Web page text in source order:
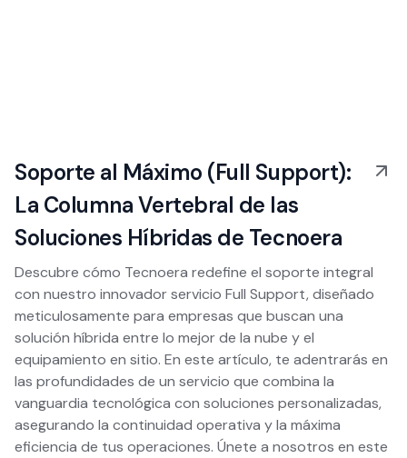
Soporte al Máximo (Full Support):
La Columna Vertebral de las
Soluciones Híbridas de Tecnoera
Descubre cómo Tecnoera redefine el soporte integral
con nuestro innovador servicio Full Support, diseñado
meticulosamente para empresas que buscan una
solución híbrida entre lo mejor de la nube y el
equipamiento en sitio. En este artículo, te adentrarás en
las profundidades de un servicio que combina la
vanguardia tecnológica con soluciones personalizadas,
asegurando la continuidad operativa y la máxima
eficiencia de tus operaciones. Únete a nosotros en este